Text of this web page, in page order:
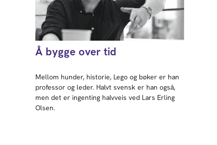
Å bygge over tid
Mellom hunder, historie, Lego og bøker er han
professor og leder. Halvt svensk er han også,
men det er ingenting halvveis ved Lars Erling
Olsen.